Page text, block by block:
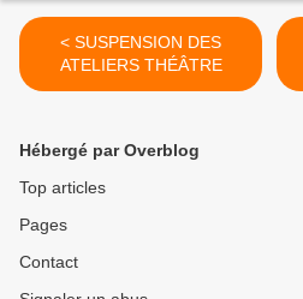
< SUSPENSION DES
ATELIERS THÉÂTRE
Hébergé par Overblog
Top articles
Pages
Contact